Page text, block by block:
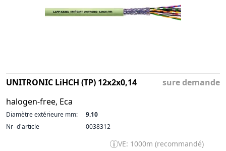
UNITRONIC LiHCH (TP) 12x2x0,14
halogen-free, Eca
sure demande
Diamètre extérieure mm:
9.10
Nr- d'article
0038312
VE: 1000m (recommandé)